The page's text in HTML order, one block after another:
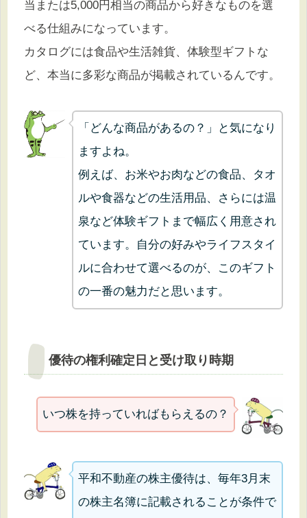
当または5,000円相当の商品から好きなものを選
べる仕組みになっています。
カタログには食品や生活雑貨、体験型ギフトな
ど、本当に多彩な商品が掲載されているんです。
「どんな商品があるの？」と気になり
ますよね。
例えば、お米やお肉などの食品、タオ
ルや食器などの生活用品、さらには温
泉など体験ギフトまで幅広く用意され
ています。自分の好みやライフスタイ
ルに合わせて選べるのが、このギフト
の一番の魅力だと思います。
優待の権利確定日と受け取り時期
いつ株を持っていればもらえるの？
平和不動産の株主優待は、毎年3月末
の株主名簿に記載されることが条件で